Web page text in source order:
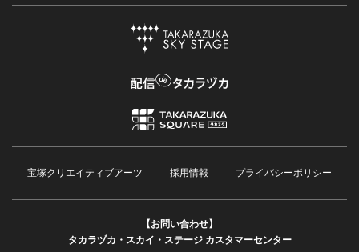
宝塚クリエイティブアーツ 採用情報 プライバシーポリシー
【お問い合わせ】
タカラヅカ・スカイ・ステージ カスタマーセンター